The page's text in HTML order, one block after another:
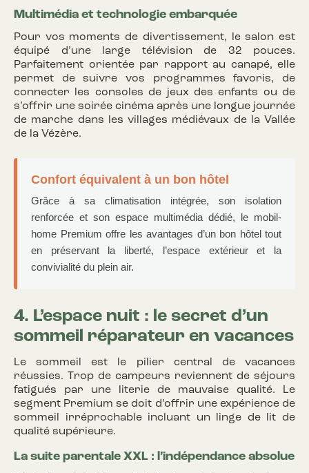
Multimédia et technologie embarquée
Pour vos moments de divertissement, le salon est
équipé d’une large télévision de 32 pouces.
Parfaitement orientée par rapport au canapé, elle
permet de suivre vos programmes favoris, de
connecter les consoles de jeux des enfants ou de
s’offrir une soirée cinéma après une longue journée
de marche dans les villages médiévaux de la Vallée
de la Vézère.
Confort équivalent à un bon hôtel
Grâce à sa climatisation intégrée, son isolation
renforcée et son espace multimédia dédié, le mobil-
home Premium offre les avantages d’un bon hôtel tout
en préservant la liberté, l’espace extérieur et la
convivialité du plein air.
4. L’espace nuit : le secret d’un
sommeil réparateur en vacances
Le sommeil est le pilier central de vacances
réussies. Trop de campeurs reviennent de séjours
fatigués par une literie de mauvaise qualité. Le
segment Premium se doit d’offrir une expérience de
sommeil irréprochable incluant un linge de lit de
qualité supérieure.
La suite parentale XXL : l’indépendance absolue